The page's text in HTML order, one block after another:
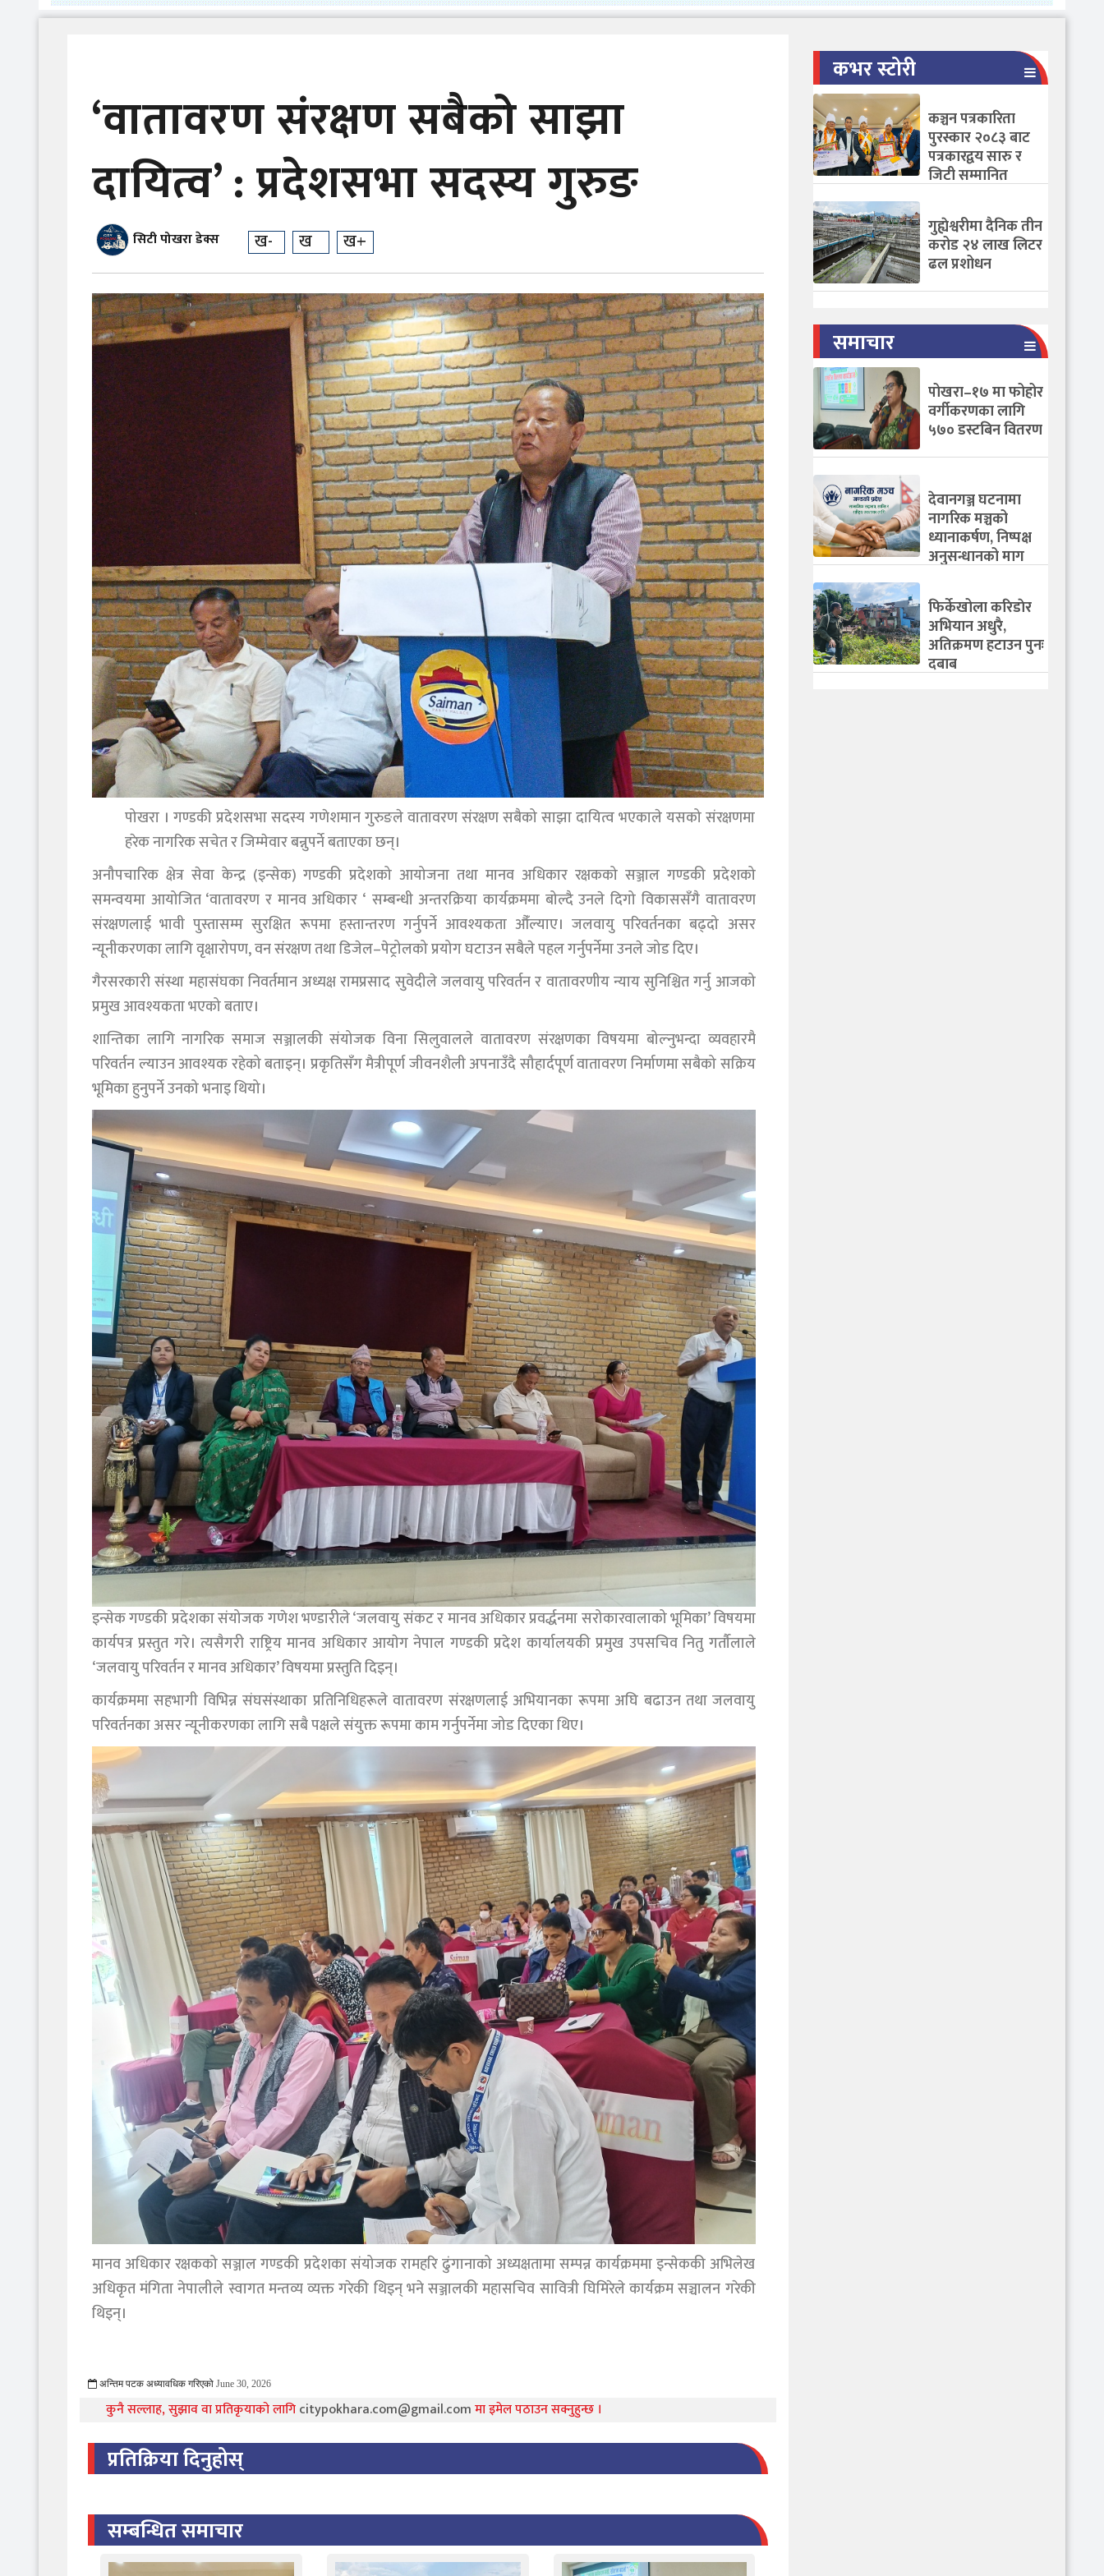
‘वातावरण संरक्षण सबैको साझा
दायित्व’ : प्रदेशसभा सदस्य गुरुङ
सिटी पोखरा डेक्स ख- ख ख+
पोखरा । गण्डकी प्रदेशसभा सदस्य गणेशमान गुरुङले वातावरण संरक्षण सबैको साझा दायित्व भएकाले यसको संरक्षणमा
हरेक नागरिक सचेत र जिम्मेवार बन्नुपर्ने बताएका छन्।
अनौपचारिक क्षेत्र सेवा केन्द्र (इन्सेक) गण्डकी प्रदेशको आयोजना तथा मानव अधिकार रक्षकको सञ्जाल गण्डकी प्रदेशको
समन्वयमा आयोजित ‘वातावरण र मानव अधिकार ‘ सम्बन्धी अन्तरक्रिया कार्यक्रममा बोल्दै उनले दिगो विकाससँगै वातावरण
संरक्षणलाई भावी पुस्तासम्म सुरक्षित रूपमा हस्तान्तरण गर्नुपर्ने आवश्यकता औँल्याए। जलवायु परिवर्तनका बढ्दो असर
न्यूनीकरणका लागि वृक्षारोपण, वन संरक्षण तथा डिजेल–पेट्रोलको प्रयोग घटाउन सबैले पहल गर्नुपर्नेमा उनले जोड दिए।
गैरसरकारी संस्था महासंघका निवर्तमान अध्यक्ष रामप्रसाद सुवेदीले जलवायु परिवर्तन र वातावरणीय न्याय सुनिश्चित गर्नु आजको
प्रमुख आवश्यकता भएको बताए।
शान्तिका लागि नागरिक समाज सञ्जालकी संयोजक विना सिलुवालले वातावरण संरक्षणका विषयमा बोल्नुभन्दा व्यवहारमै
परिवर्तन ल्याउन आवश्यक रहेको बताइन्। प्रकृतिसँग मैत्रीपूर्ण जीवनशैली अपनाउँदै सौहार्दपूर्ण वातावरण निर्माणमा सबैको सक्रिय
भूमिका हुनुपर्ने उनको भनाइ थियो।
इन्सेक गण्डकी प्रदेशका संयोजक गणेश भण्डारीले ‘जलवायु संकट र मानव अधिकार प्रवर्द्धनमा सरोकारवालाको भूमिका’ विषयमा
कार्यपत्र प्रस्तुत गरे। त्यसैगरी राष्ट्रिय मानव अधिकार आयाेग नेपाल गण्डकी प्रदेश कार्यालयकी प्रमुख उपसचिव नितु गर्तौलाले
‘जलवायु परिवर्तन र मानव अधिकार’ विषयमा प्रस्तुति दिइन्।
कार्यक्रममा सहभागी विभिन्न संघसंस्थाका प्रतिनिधिहरूले वातावरण संरक्षणलाई अभियानका रूपमा अघि बढाउन तथा जलवायु
परिवर्तनका असर न्यूनीकरणका लागि सबै पक्षले संयुक्त रूपमा काम गर्नुपर्नेमा जोड दिएका थिए।
मानव अधिकार रक्षकको सञ्जाल गण्डकी प्रदेशका संयोजक रामहरि ढुंगानाको अध्यक्षतामा सम्पन्न कार्यक्रममा इन्सेककी अभिलेख
अधिकृत मंगिता नेपालीले स्वागत मन्तव्य व्यक्त गरेकी थिइन् भने सञ्जालकी महासचिव सावित्री घिमिरेले कार्यक्रम सञ्चालन गरेकी
थिइन्।
अन्तिम पटक अध्यावधिक गरिएको June 30, 2026
कुनै सल्लाह, सुझाव वा प्रतिकृयाको लागिcitypokhara.com@gmail.comमा इमेल पठाउन सक्नुहुन्छ ।
प्रतिक्रिया दिनुहोस्
सम्बन्धित समाचार
कभर स्टोरी
कञ्चन पत्रकारिता
पुरस्कार २०८३ बाट
पत्रकारद्वय सारु र
जिटी सम्मानित
गुह्येश्वरीमा दैनिक तीन
करोड २४ लाख लिटर
ढल प्रशोधन
समाचार
पोखरा–१७ मा फोहोर
वर्गीकरणका लागि
५७० डस्टबिन वितरण
देवानगञ्ज घटनामा
नागरिक मञ्चको
ध्यानाकर्षण, निष्पक्ष
अनुसन्धानको माग
फिर्केखोला करिडाेर
अभियान अधुरै,
अतिक्रमण हटाउन पुनः
दबाब